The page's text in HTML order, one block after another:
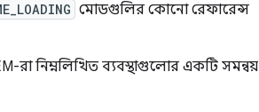
মোডগুলির কোনো রেফারেন্স
রা নিম্নলিখিত ব্যবস্থাগুলোর একটি সমন্বয়